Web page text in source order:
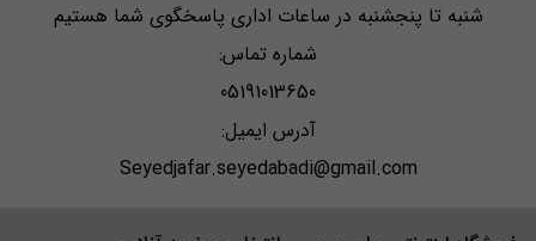
شنبه تا پنجشنبه در ساعات اداری پاسخگوی شما هستیم
شماره تماس:
05191013650
آدرس ایمیل:
Seyedjafar.seyedabadi@gmail.com